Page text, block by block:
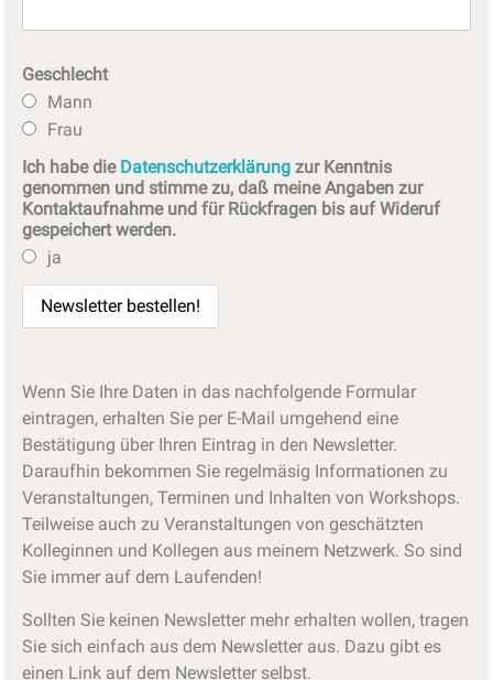
Geschlecht
Mann
Frau
Ich habe die Datenschutzerklärungzur Kenntnis
genommen und stimme zu, daß meine Angaben zur
Kontaktaufnahme und für Rückfragen bis auf Wideruf
gespeichert werden.
ja
Wenn Sie Ihre Daten in das nachfolgende Formular
eintragen, erhalten Sie per E-Mail umgehend eine
Bestätigung über Ihren Eintrag in den Newsletter.
Daraufhin bekommen Sie regelmäsig Informationen zu
Veranstaltungen, Terminen und Inhalten von Workshops.
Teilweise auch zu Veranstaltungen von geschätzten
Kolleginnen und Kollegen aus meinem Netzwerk. So sind
Sie immer auf dem Laufenden!
Sollten Sie keinen Newsletter mehr erhalten wollen, tragen
Sie sich einfach aus dem Newsletter aus. Dazu gibt es
einen Link auf dem Newsletter selbst.